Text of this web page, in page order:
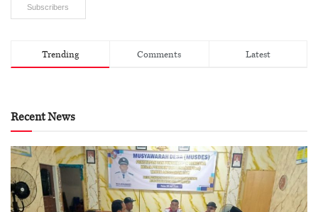
Subscribers
Trending Comments Latest
Recent News